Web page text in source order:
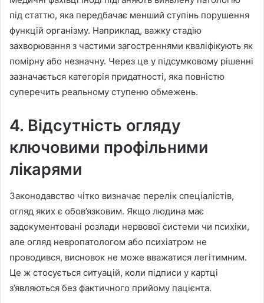
під статтю, яка передбачає менший ступінь порушення
функцій організму. Наприклад, важку стадію
захворювання з частими загостреннями кваліфікують як
помірну або незначну. Через це у підсумковому рішенні
зазначається категорія придатності, яка повністю
суперечить реальному ступеню обмежень.
4. Відсутність огляду
ключовими профільними
лікарями
Законодавство чітко визначає перелік спеціалістів,
огляд яких є обов’язковим. Якщо людина має
задокументовані розлади нервової системи чи психіки,
але огляд невропатологом або психіатром не
проводився, висновок не може вважатися легітимним.
Це ж стосується ситуацій, коли підписи у картці
з’являються без фактичного прийому пацієнта.